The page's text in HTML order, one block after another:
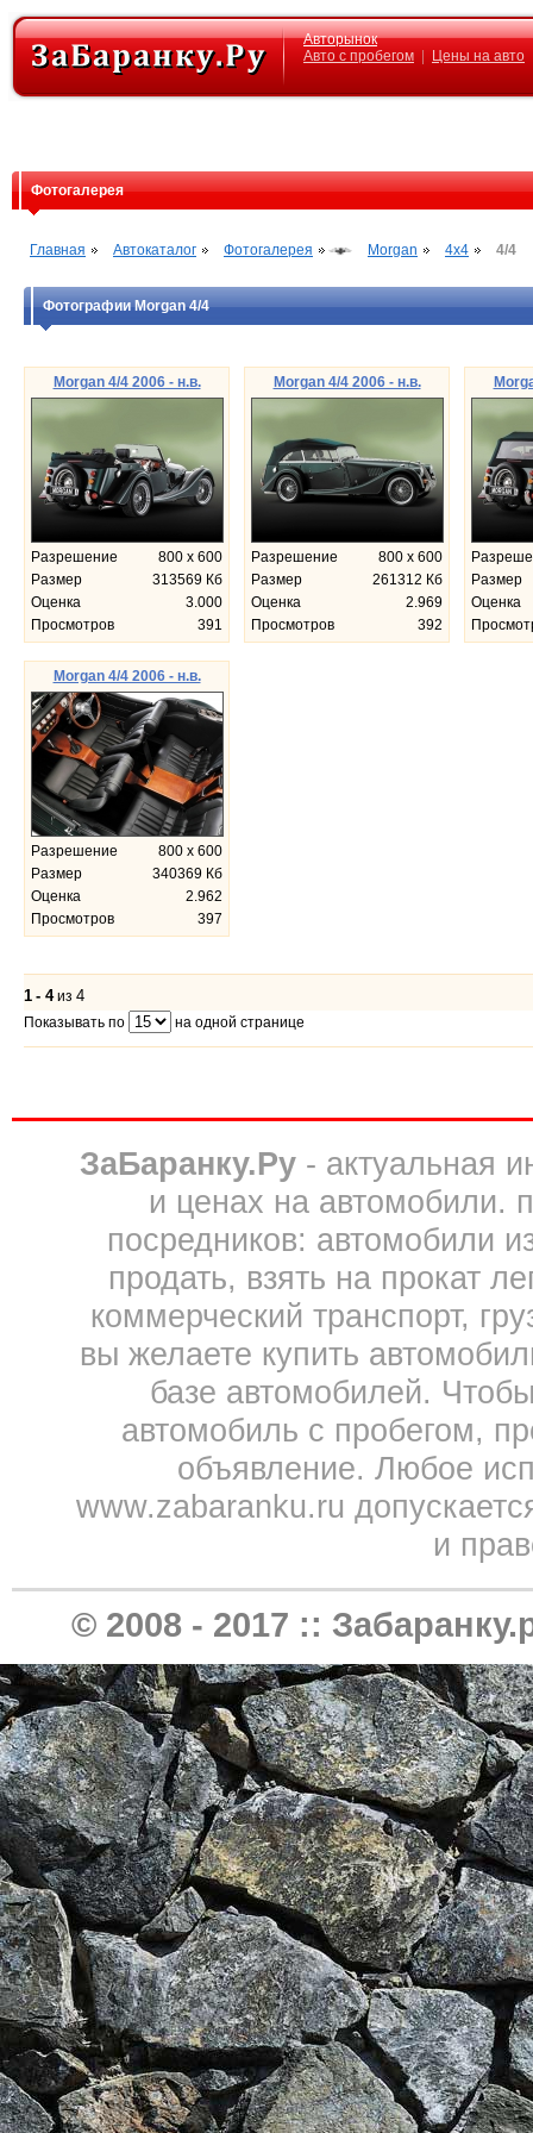
Авторынок
Авто с пробегом
Цены на авто
Фотогалерея
Главная Автокаталог Фотогалерея Morgan 4x4 4/4
Фотографии Morgan 4/4
Morgan 4/4 2006 - н.в.
Разрешение
800 x 600
Размер
313569 Кб
Оценка
3.000
Просмотров
391
Morgan 4/4 2006 - н.в.
Разрешение
800 x 600
Размер
261312 Кб
Оценка
2.969
Просмотров
392
Размер
Оценка
Morgan 4/4 2006 - н.в.
Разрешение
800 x 600
Размер
340369 Кб
Оценка
2.962
Просмотров
397
1 - 4 из 4
Показывать по на одной странице
ЗаБаранку.Ру- актуальная
и ценах на автомобили.
посредников: автомобили
продать, взять на прокат
коммерческий транспорт,
вы желаете купить
базе автомобилей.
автомобиль с пробегом,
объявление. Любое
www.zabaranku.ru
и
© 2008 - 2017 ::